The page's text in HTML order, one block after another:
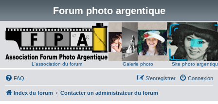
Forum photo argentique
L'association du forum Galerie photo Site photo
FAQ Connexion
S’enregistrer
Index du forum Contacter un administrateur du forum